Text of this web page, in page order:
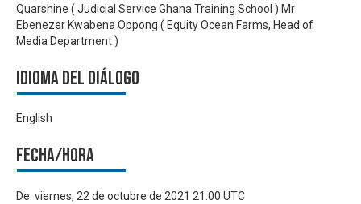
Quarshine ( Judicial Service Ghana Training School ) Mr
Ebenezer Kwabena Oppong ( Equity Ocean Farms, Head of
Media Department )
Idioma del Diálogo
English
Fecha/hora
De: viernes, 22 de octubre de 2021 21:00 UTC